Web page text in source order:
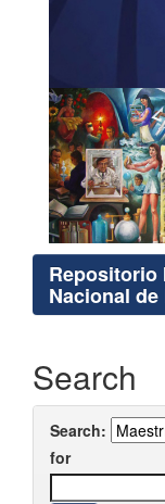
Repositorio
Nacional de
Search
Search:
for